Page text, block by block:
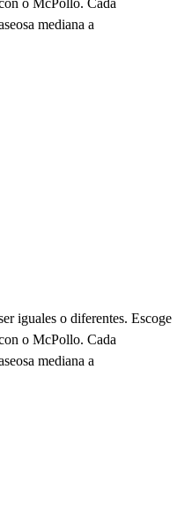
mediana a
iguales o diferentes. Escoge
o McPollo. Cada
mediana a